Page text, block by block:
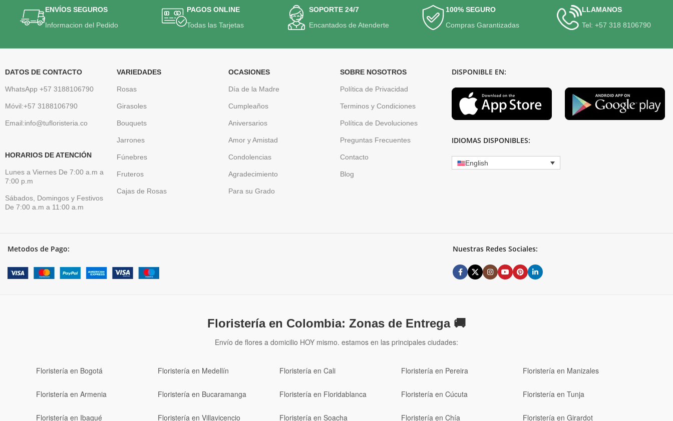
ENVÍOS SEGUROS
Informacion del Pedido
PAGOS ONLINE
Todas las Tarjetas
SOPORTE 24/7
Encantados de Atenderte
100% SEGURO
Compras Garantizadas
LLAMANOS
Tel: +57 318 8106790
DATOS DE CONTACTO
WhatsApp +57 3188106790
Móvil:+57 3188106790
Email:info@tufloristeria.co
HORARIOS DE ATENCIÓN
Lunes a Viernes De 7:00 a.m a
7:00 p.m
Sábados, Domingos y Festivos
De 7:00 a.m a 11:00 a.m
VARIEDADES
Rosas
Girasoles
Bouquets
Jarrones
Fúnebres
Fruteros
Cajas de Rosas
OCASIONES
Día de la Madre
Cumpleaños
Aniversarios
Amor y Amistad
Condolencias
Agradecimiento
Para su Grado
SOBRE NOSOTROS
Política de Privacidad
Terminos y Condiciones
Política de Devoluciones
Preguntas Frecuentes
Contacto
Blog
DISPONIBLE EN:
IDIOMAS DISPONIBLES:
English
Metodos de Pago: Nuestras Redes Sociales:
Floristería en Colombia: Zonas de Entrega 🚚
Envío de flores a domicilio HOY mismo. estamos en las principales ciudades:
Floristería en Bogotá Floristería en Medellín Floristería en Cali Floristería en Pereira Floristería en Manizales
Floristería en Armenia Floristería en Bucaramanga Floristería en Floridablanca Floristería en Cúcuta Floristería en Tunja
Floristería en Ibagué Floristería en Villavicencio Floristería en Soacha Floristería en Chía Floristería en Girardot